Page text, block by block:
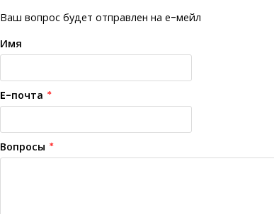
Ваш вопрос будет отправлен на е-мейл
Имя
E-почта *
Вопросы *